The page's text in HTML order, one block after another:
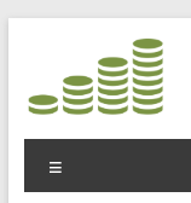
contenu
Finances
Solides